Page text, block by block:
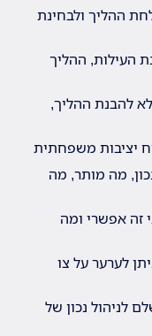
ההליך ולבחינת
העילות, ההליך
להבנת ההליך,
יציבות משפחתית
מה מותר, מה
זה אפשרי ומה
לערער על צו
לניהול נכון של